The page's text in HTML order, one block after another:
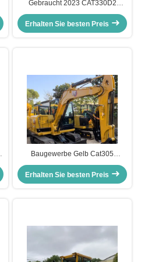
Gebraucht 2023 CAT330D2
Bagger zum Verkauf
Erhalten Sie besten Preis
Baugewerbe Gelb Cat305
Zweithandexkavator Gebraucht
Caterpillar Exkavator 5400kg
Erhalten Sie besten Preis